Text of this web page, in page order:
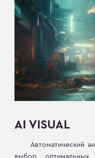
AI VISUAL
Автоматический
выбор оптимальных